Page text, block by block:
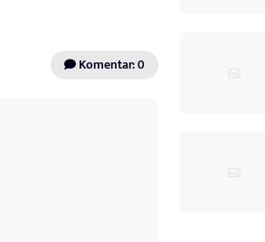
Komentar: 0